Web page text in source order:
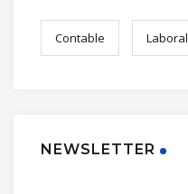
Contable Laboral
NEWSLETTER